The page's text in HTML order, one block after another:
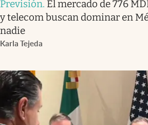
Previsión. El mercado de 776
y telecom buscan dominar en
nadie
Karla Tejeda